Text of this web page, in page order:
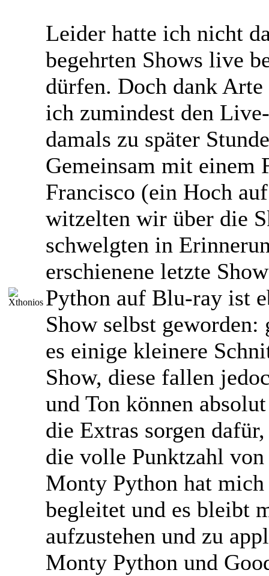
Leider hatte ich nicht
begehrten Shows live
dürfen. Doch dank
ich zumindest den
damals zu später
Gemeinsam mit einem
Francisco (ein Hoch
witzelten wir über die
schwelgten in
erschienene letzte
Python auf Blu-ray ist
Show selbst
es einige kleinere
Show, diese fallen
und Ton können
die Extras sorgen
die volle Punktzahl
Monty Python hat mich
begleitet und es bleibt
aufzustehen und zu
Monty Python und